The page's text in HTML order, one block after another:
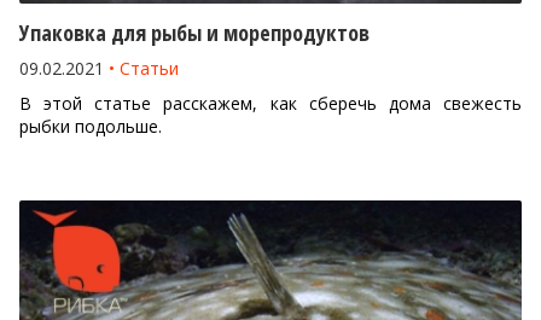
Упаковка для рыбы и морепродуктов
09.02.2021
Статьи
В этой статье расскажем, как сберечь дома свежесть
рыбки подольше.